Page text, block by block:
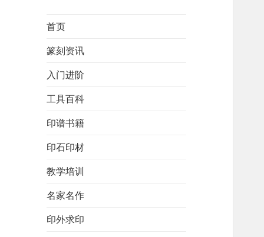
首页
篆刻资讯
入门进阶
工具百科
印谱书籍
印石印材
教学培训
名家名作
印外求印